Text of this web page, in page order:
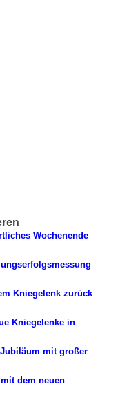
Wochenende
Kniegelenk zurück
Kniegelenke in
mit großer
dem neuen